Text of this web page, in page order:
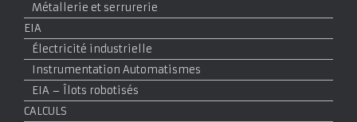
Métallerie et serrurerie
EIA
Électricité industrielle
Instrumentation Automatismes
EIA – Îlots robotisés
CALCULS